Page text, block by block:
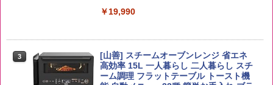
【在庫処分価格】ももたろう印 無洗米 5
kg 業務用 お米マイスターブレンド
￥2,680
3
角ハイボール 350ml×24本 サントリー ウ
イスキー ハイボール 缶
￥1,288
3
国分 tabete だし麺 千葉県産はまぐりだ
し 塩らーめん 108g×10袋 保存食 備蓄
￥19,990
3
[山善] スチームオーブンレンジ 省エネ
高効率 15L 一人暮らし 二人暮らし スチ
ーム調理 フラットテーブル トースト機